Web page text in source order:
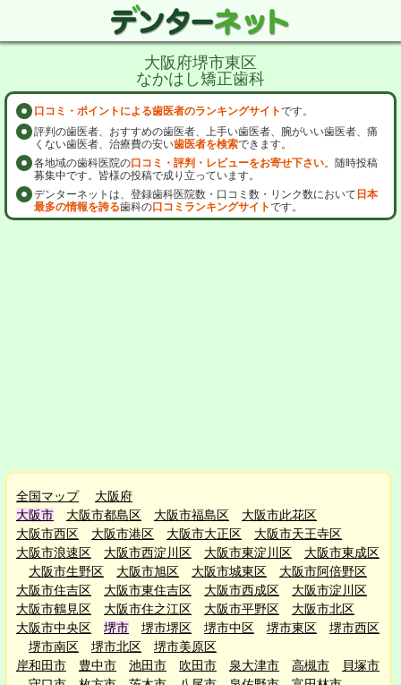
大阪府堺市東区
なかはし矯正歯科
口コミ・ポイントによる歯医者のランキングサイトです。
評判の歯医者、おすすめの歯医者、上手い歯医者、腕がいい歯医者、痛
くない歯医者、治療費の安い歯医者を検索できます。
各地域の歯科医院の口コミ・評判・レビューをお寄せ下さい。随時投稿
募集中です。皆様の投稿で成り立っています。
デンターネットは、登録歯科医院数・口コミ数・リンク数において 日本
最多の情報を誇る歯科の口コミランキングサイトです。
全国マップ
大阪府
大阪市
大阪市都島区 大阪市福島区
大阪市此花区
大阪市西区
大阪市港区 大阪市大正区
大阪市天王寺区
大阪市浪速区
大阪市西淀川区 大阪市東淀川区
大阪市東成区
大阪市生野区
大阪市旭区 大阪市城東区
大阪市阿倍野区
大阪市住吉区
大阪市東住吉区 大阪市西成区
大阪市淀川区
大阪市鶴見区
大阪市住之江区 大阪市平野区
大阪市北区
大阪市中央区
堺市 堺市堺区 堺市中区 堺市東区
堺市西区
堺市南区
堺市北区
堺市美原区
岸和田市
豊中市 池田市 吹田市 泉大津市 高槻市
貝塚市